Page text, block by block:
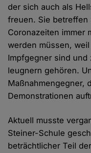
der sich auch als
freuen. Sie betreffen
Coronazeiten immer
werden müssen,
Impfgegner sind
leugnern gehören.
Maßnahmengegner,
Demonstrationen
Aktuell musste
Steiner-Schule
beträchtlicher Teil